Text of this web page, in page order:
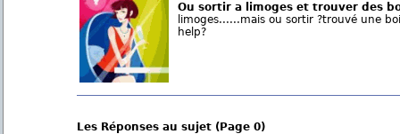
Ou sortir a limoges et trouver des
limoges......mais ou sortir ?trouvé une
help?
Les Réponses au sujet (Page 0)